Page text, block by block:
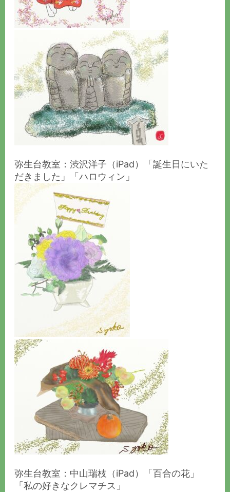
弥生台教室：渋沢洋子（iPad）「誕生日にいた
だきました」「ハロウィン」
弥生台教室：中山瑞枝（iPad）「百合の花」
「私の好きなクレマチス」